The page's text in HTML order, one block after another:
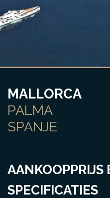
MALLORCA
PALMA
SPANJE
AANKOOPPRIJS
SPECIFICATIES